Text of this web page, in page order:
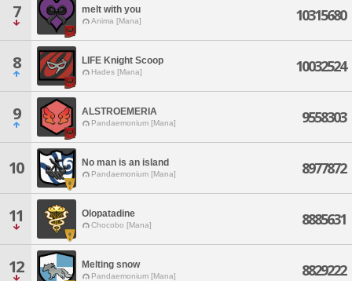
7 melt with you
Anima [Mana] 10315680
8 LIFE Knight Scoop
Hades [Mana] 10032524
9 ALSTROEMERIA
Pandaemonium [Mana] 9558303
10 No man is an island
Pandaemonium [Mana] 8977872
11 Olopatadine
Chocobo [Mana] 8885631
12 Melting snow
Pandaemonium [Mana] 8829222